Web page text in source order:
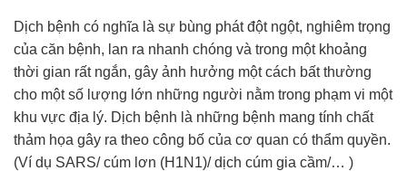
Dịch bệnh có nghĩa là sự bùng phát đột ngột, nghiêm trọng
của căn bệnh, lan ra nhanh chóng và trong một khoảng
thời gian rất ngắn, gây ảnh hưởng một cách bất thường
cho một số lượng lớn những người nằm trong phạm vi một
khu vực địa lý. Dịch bệnh là những bệnh mang tính chất
thảm họa gây ra theo công bố của cơ quan có thẩm quyền.
(Ví dụ SARS/ cúm lơn (H1N1)/ dịch cúm gia cầm/… )